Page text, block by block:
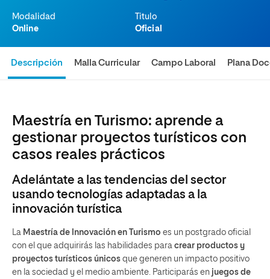
Modalidad
Online
Titulo
Oficial
Descripción Malla Curricular Campo Laboral Plana
Maestría en Turismo: aprende a
gestionar proyectos turísticos con
casos reales prácticos
Adelántate a las tendencias del sector
usando tecnologías adaptadas a la
innovación turística
La Maestría de Innovación en Turismo es un postgrado oficial
con el que adquirirás las habilidades para crear productos y
proyectos turísticos únicos que generen un impacto positivo
en la sociedad y el medio ambiente. Participarás en juegos de